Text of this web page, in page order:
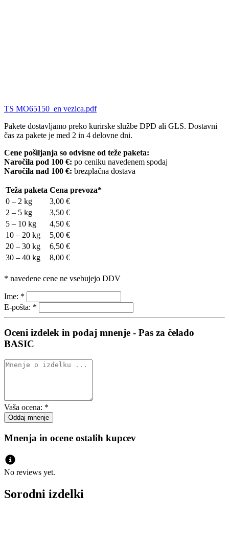
TS MO65150_en vezica.pdf
Pakete dostavljamo preko kurirske službe DPD ali GLS. Dostavni
čas za pakete je med 2 in 4 delovne dni.
Cene pošiljanja so odvisne od teže paketa:
Naročila pod 100 €: po ceniku navedenem spodaj
Naročila nad 100 €: brezplačna dostava
Teža paketa Cena prevoza*
0 – 2 kg
3,00 €
2 – 5 kg
3,50 €
5 – 10 kg
4,50 €
10 – 20 kg
5,00 €
20 – 30 kg
6,50 €
30 – 40 kg
8,00 €
* navedene cene ne vsebujejo DDV
Ime: *
E-pošta: *
Oceni izdelek in podaj mnenje - Pas za čelado
BASIC
Vaša ocena: *
Mnenja in ocene ostalih kupcev
No reviews yet.
Sorodni izdelki